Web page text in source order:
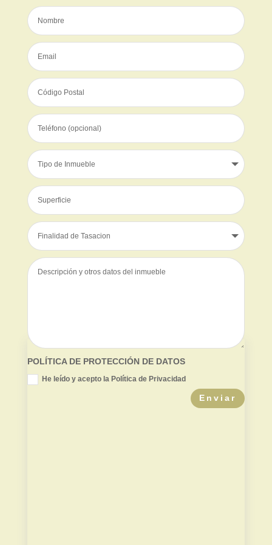
POLÍTICA DE PROTECCIÓN DE DATOS
He leído y acepto la Política de Privacidad
Enviar